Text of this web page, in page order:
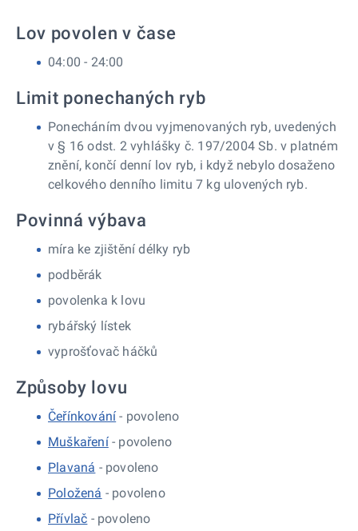
Lov povolen v čase
04:00 - 24:00
Limit ponechaných ryb
Ponecháním dvou vyjmenovaných ryb, uvedených
v § 16 odst. 2 vyhlášky č. 197/2004 Sb. v platném
znění, končí denní lov ryb, i když nebylo dosaženo
celkového denního limitu 7 kg ulovených ryb.
Povinná výbava
míra ke zjištění délky ryb
podběrák
povolenka k lovu
rybářský lístek
vyprošťovač háčků
Způsoby lovu
Čeřínkování - povoleno
Muškaření- povoleno
Plavaná - povoleno
Položená - povoleno
Přívlač - povoleno